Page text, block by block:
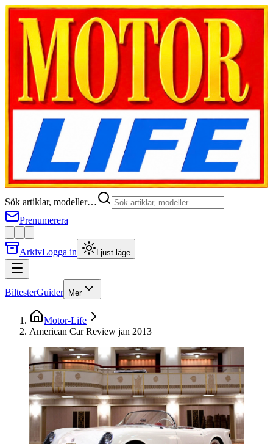
Sök artiklar, modeller…
Prenumerera
ArkivLogga in Ljust läge
BiltesterGuider Mer
Motor-Life
American Car Review jan 2013